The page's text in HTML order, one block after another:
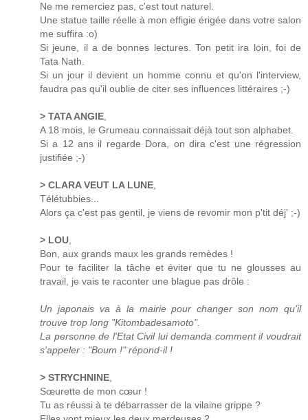
Ne me remerciez pas, c'est tout naturel.
Une statue taille réelle à mon effigie érigée dans votre salon
me suffira :o)
Si jeune, il a de bonnes lectures. Ton petit ira loin, foi de
Tata Nath.
Si un jour il devient un homme connu et qu'on l'interview,
faudra pas qu'il oublie de citer ses influences littéraires ;-)
> TATA ANGIE,
A 18 mois, le Grumeau connaissait déjà tout son alphabet.
Si a 12 ans il regarde Dora, on dira c'est une régression
justifiée ;-)
> CLARA VEUT LA LUNE,
Télétubbies...
Alors ça c'est pas gentil, je viens de revomir mon p'tit déj' ;-)
> LOU,
Bon, aux grands maux les grands remèdes !
Pour te faciliter la tâche et éviter que tu ne glousses au
travail, je vais te raconter une blague pas drôle :
Un japonais va à la mairie pour changer son nom qu'il
trouve trop long "Kitombadesamoto".
La personne de l'Etat Civil lui demanda comment il voudrait
s'appeler : "Boum !" répond-il !
> STRYCHNINE,
Sœurette de mon cœur !
Tu as réussi à te débarrasser de la vilaine grippe ?